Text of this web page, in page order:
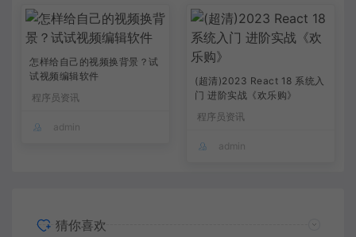
怎样给自己的视频换背景？试
试视频编辑软件
程序员资讯
admin
(超清)2023 React 18 系统入
门 进阶实战《欢乐购》
程序员资讯
admin
猜你喜欢